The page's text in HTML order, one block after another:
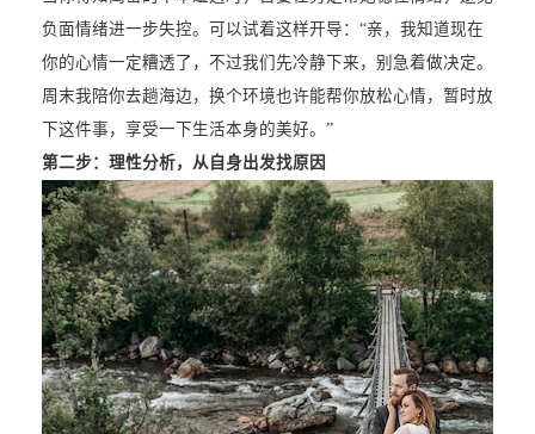
负面情绪进一步失控。可以试着这样开导：“亲，我知道现在
你的心情一定糟透了，不过我们先冷静下来，别急着做决定。
周末我陪你去趟海边，换个环境也许能帮你放松心情，暂时放
下这件事，享受一下生活本身的美好。”
第二步：理性分析，从自身出发找原因